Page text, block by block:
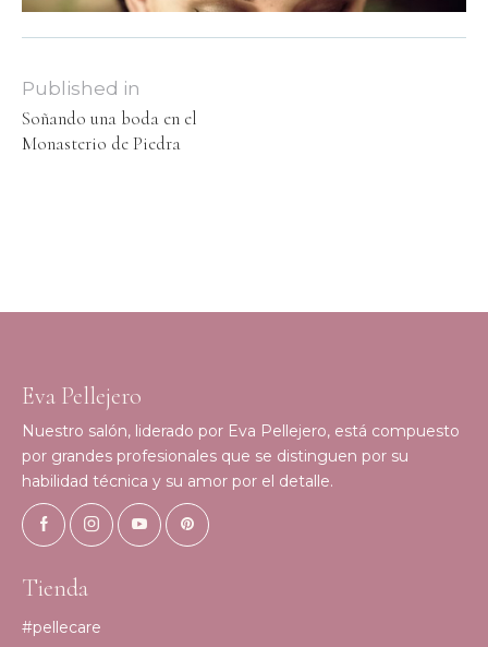
Published in
Soñando una boda en el
Monasterio de Piedra
Eva Pellejero
Nuestro salón, liderado por Eva Pellejero, está compuesto
por grandes profesionales que se distinguen por su
habilidad técnica y su amor por el detalle.
Tienda
#pellecare